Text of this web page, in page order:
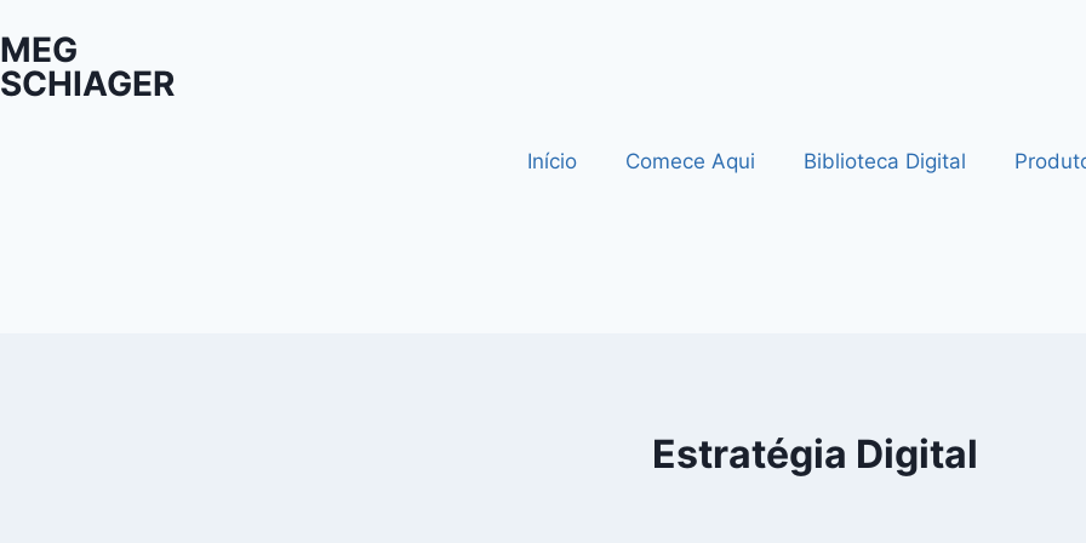
MEG
SCHIAGER
Início Comece Aqui Biblioteca Digital
Estratégia Digital